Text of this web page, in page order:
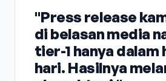
"Press release
di belasan media
tier-1 hanya dalam
hari. Hasilnya